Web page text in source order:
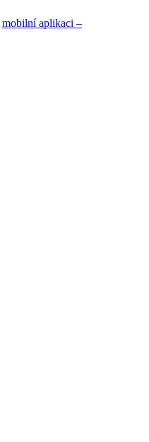
mobilní aplikaci –